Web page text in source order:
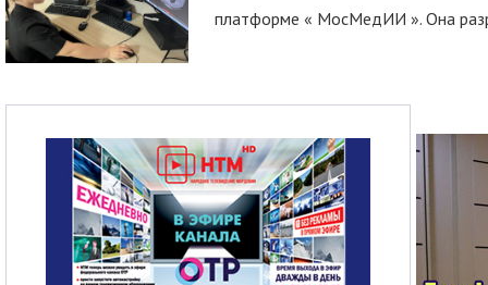
платформе « МосМедИИ ». Она